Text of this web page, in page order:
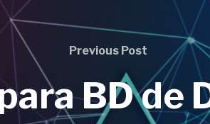
Previous Post
BD de